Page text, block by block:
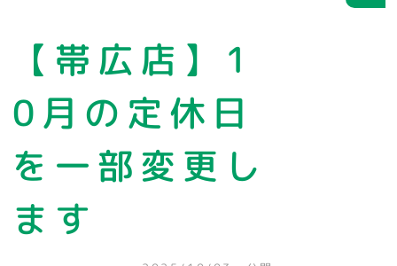
【帯広店】1
0月の定休日
を一部変更し
ます